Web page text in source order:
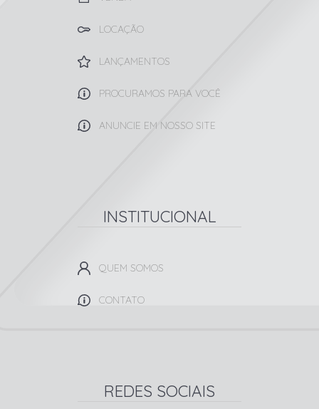
LOCAÇÃO
LANÇAMENTOS
PROCURAMOS PARA VOCÊ
ANUNCIE EM NOSSO SITE
INSTITUCIONAL
QUEM SOMOS
CONTATO
REDES SOCIAIS